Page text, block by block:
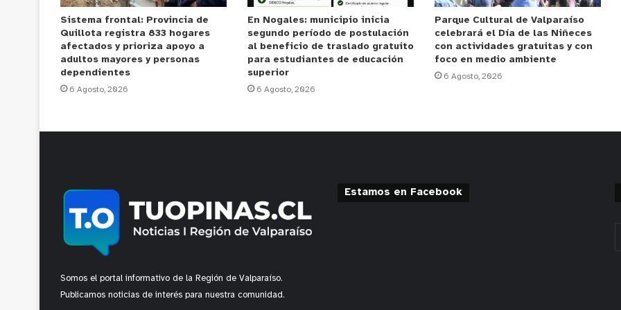
Sistema frontal: Provincia de
Quillota registra 833 hogares
afectados y prioriza apoyo a
adultos mayores y personas
dependientes
6 Agosto, 2026
En Nogales: municipio inicia
segundo período de postulación
al beneficio de traslado gratuito
para estudiantes de educación
superior
6 Agosto, 2026
Parque Cultural de Valparaíso
celebrará el Día de las Niñeces
con actividades gratuitas y con
foco en medio ambiente
6 Agosto, 2026
Somos el portal informativo de la Región de Valparaíso.
Publicamos noticias de interés para nuestra comunidad.
Estamos en Facebook